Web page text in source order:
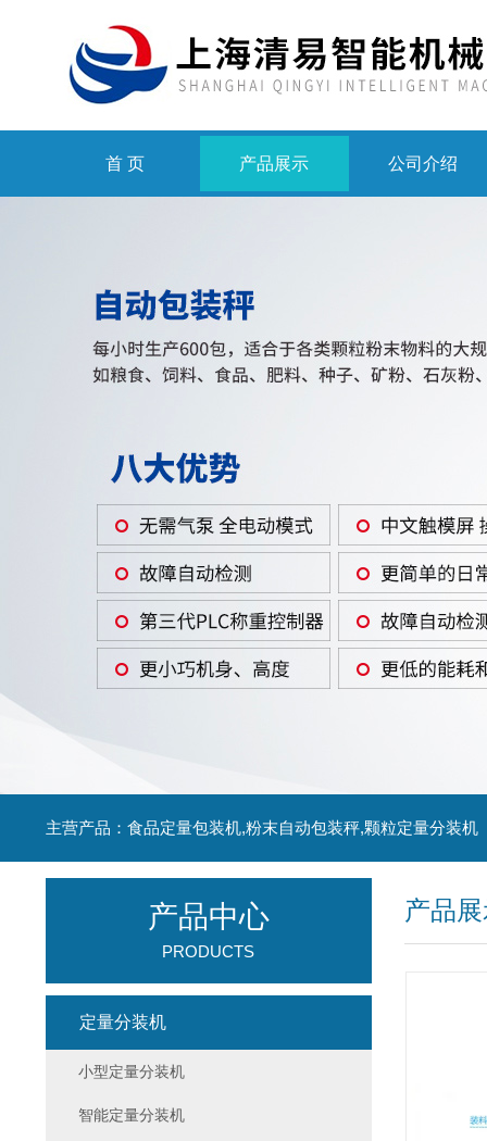
首 页 产品展示 公司介绍
主营产品：食品定量包装机,粉末自动包装秤,颗粒定量分装机
产品
产品中心
PRODUCTS
定量分装机
小型定量分装机
智能定量分装机